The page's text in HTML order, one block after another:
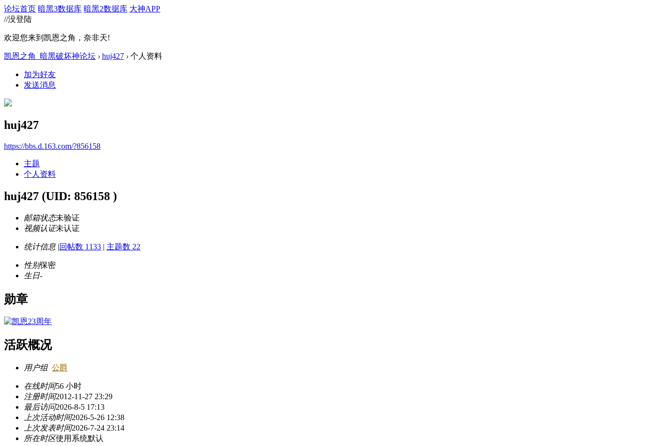
论坛首页 暗黑3数据库 暗黑2数据库 大神APP
//没登陆
欢迎您来到凯恩之角，奈非天!
凯恩之角_暗黑破坏神论坛 › huj427 › 个人资料
加为好友
发送消息
huj427
https://bbs.d.163.com/?856158
主题
个人资料
huj427 (UID: 856158 )
邮箱状态未验证
视频认证未认证
统计信息 |回帖数 1133 | 主题数 22
性别保密
生日-
勋章
活跃概况
用户组 公爵
在线时间56 小时
注册时间2012-11-27 23:29
最后访问2026-8-5 17:13
上次活动时间2026-5-26 12:38
上次发表时间2026-7-24 23:14
所在时区使用系统默认